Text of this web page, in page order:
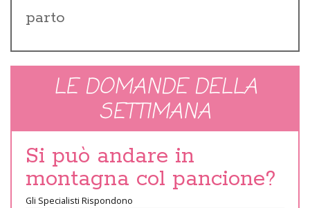
parto
LE DOMANDE DELLA
SETTIMANA
Si può andare in
montagna col pancione?
Gli Specialisti Rispondono